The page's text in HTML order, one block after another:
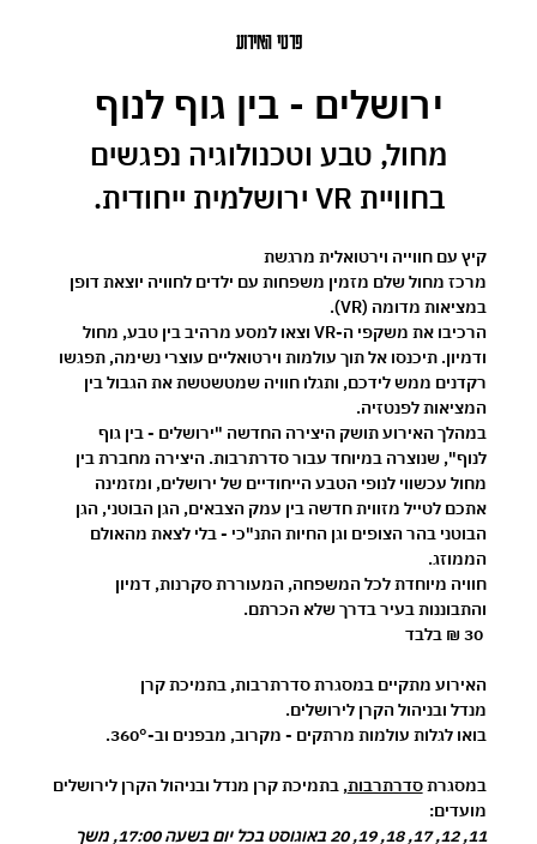
פרטי האירוע
ירושלים - בין גוף לנוף
מחול, טבע וטכנולוגיה נפגשים
בחוויית VR ירושלמית ייחודית.
קיץ עם חווייה וירטואלית מרגשת
מרכז מחול שלם מזמין משפחות עם ילדים לחוויה יוצאת דופן
במציאות מדומה (VR).
הרכיבו את משקפי ה-VR וצאו למסע מרהיב בין טבע, מחול
ודמיון. תיכנסו אל תוך עולמות וירטואליים עוצרי נשימה, תפגשו
רקדנים ממש לידכם, ותגלו חוויה שמטשטשת את הגבול בין
המציאות לפנטזיה.
במהלך האירוע תושק היצירה החדשה "ירושלים - בין גוף
לנוף", שנוצרה במיוחד עבור סדרתרבות. היצירה מחברת בין
מחול עכשווי לנופי הטבע הייחודיים של ירושלים, ומזמינה
אתכם לטייל מזווית חדשה בין עמק הצבאים, הגן הבוטני, הגן
הבוטני בהר הצופים וגן החיות התנ"כי - בלי לצאת מהאולם
הממוזג.
חוויה מיוחדת לכל המשפחה, המעוררת סקרנות, דמיון
והתבוננות בעיר בדרך שלא הכרתם.
30 ₪ בלבד
האירוע מתקיים במסגרת סדרתרבות, בתמיכת קרן
מנדל ובניהול הקרן לירושלים.
בואו לגלות עולמות מרתקים - מקרוב, מבפנים וב-360°.
במסגרת סדרתרבות, בתמיכת קרן מנדל ובניהול הקרן לירושלים
מועדים:
11, 12, 17, 18, 19, 20 באוגוסט בכל יום בשעה 17:00, משך